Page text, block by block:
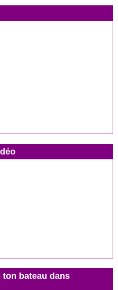
bateau dans